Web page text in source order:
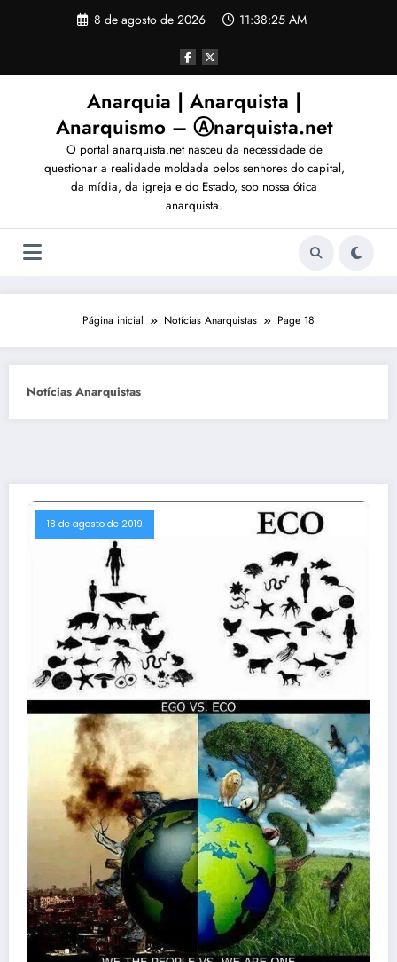
8 de agosto de 2026 11:38:28 AM
Anarquia | Anarquista |
Anarquismo – Ⓐnarquista.net
O portal anarquista.net nasceu da necessidade de
questionar a realidade moldada pelos senhores do capital,
da mídia, da igreja e do Estado, sob nossa ótica
anarquista.
Página inicial Notícias Anarquistas Page 18
Notícias Anarquistas
18 de agosto de 2019